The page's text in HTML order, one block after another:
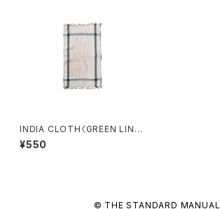
INDIA CLOTH〈GREEN LIN
E〉
¥550
© THE STANDARD MANUAL